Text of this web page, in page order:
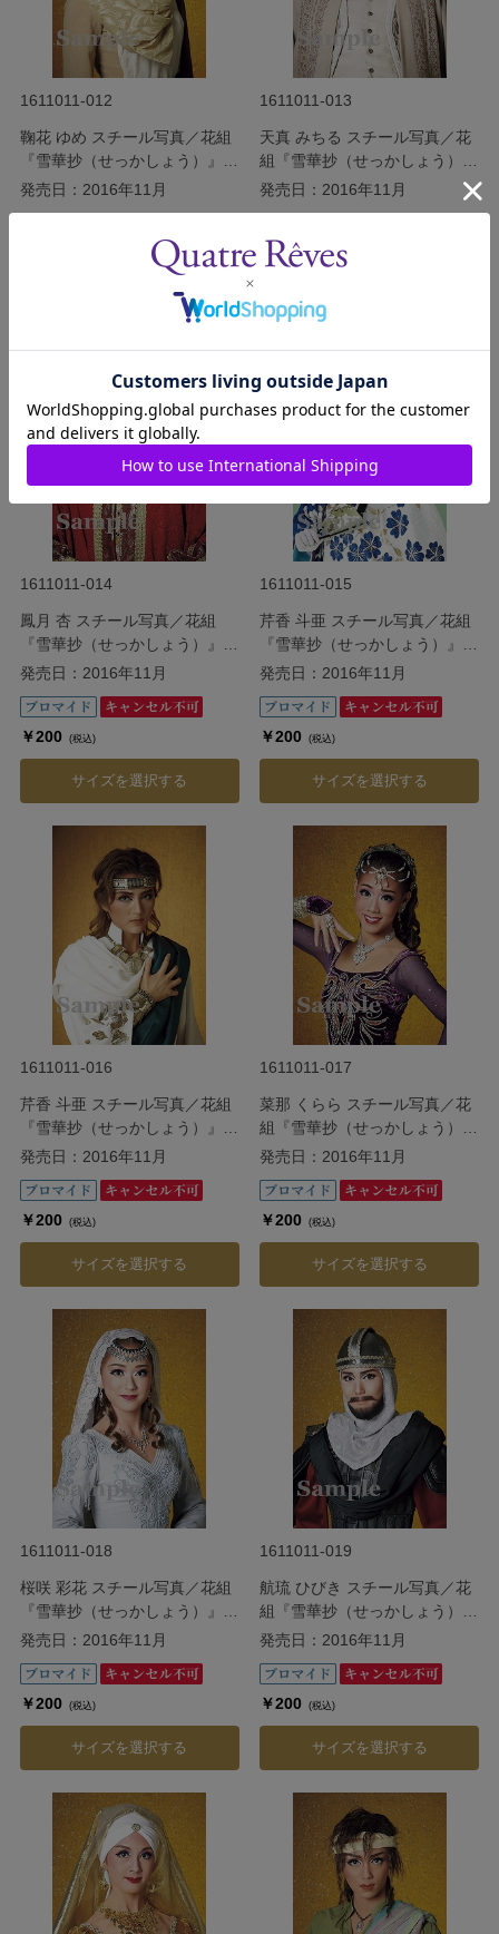
1611011-012
鞠花 ゆめ スチール写真／花組
『雪華抄（せっかしょう）』
『金色（こんじき）の砂漠』
発売日：2016年11月
サイズを選択する
1611011-013
天真 みちる スチール写真／花
組『雪華抄（せっかしょう）』
『金色（こんじき）の砂漠』
発売日：2016年11月
￥200 (税込)
1611011-014
鳳月 杏 スチール写真／花組
『雪華抄（せっかしょう）』
『金色（こんじき）の砂漠』
発売日：2016年11月
￥200 (税込)
サイズを選択する
1611011-015
芹香 斗亜 スチール写真／花組
『雪華抄（せっかしょう）』
『金色（こんじき）の砂漠』
発売日：2016年11月
￥200 (税込)
サイズを選択する
1611011-016
芹香 斗亜 スチール写真／花組
『雪華抄（せっかしょう）』
『金色（こんじき）の砂漠』
発売日：2016年11月
￥200 (税込)
サイズを選択する
1611011-017
菜那 くらら スチール写真／花
組『雪華抄（せっかしょう）』
『金色（こんじき）の砂漠』
発売日：2016年11月
￥200 (税込)
サイズを選択する
1611011-018
桜咲 彩花 スチール写真／花組
『雪華抄（せっかしょう）』
『金色（こんじき）の砂漠』
発売日：2016年11月
￥200 (税込)
サイズを選択する
1611011-019
航琉 ひびき スチール写真／花
組『雪華抄（せっかしょう）』
『金色（こんじき）の砂漠』
発売日：2016年11月
￥200 (税込)
サイズを選択する